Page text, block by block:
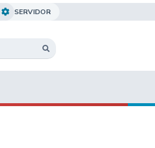
SERVIDOR